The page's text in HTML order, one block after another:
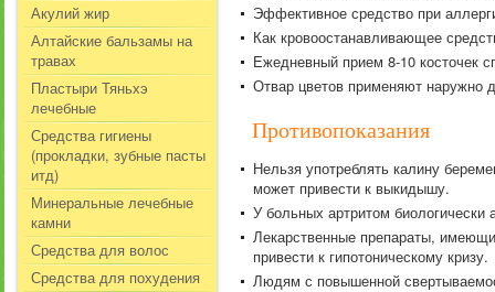
Акулий жир
Алтайские бальзамы на
травах
Пластыри Тяньхэ
лечебные
Средства гигиены
(прокладки, зубные пасты
итд)
Минеральные лечебные
камни
Средства для волос
Средства для похудения
Эффективное средство при
Как кровоостанавливающее
Ежедневный прием 8-10 косточек
Отвар цветов применяют наружно
Противопоказания
Нельзя употреблять калину
может привести к выкидышу.
У больных артритом
Лекарственные препараты,
привести к гипотоническому кризу.
Людям с повышенной